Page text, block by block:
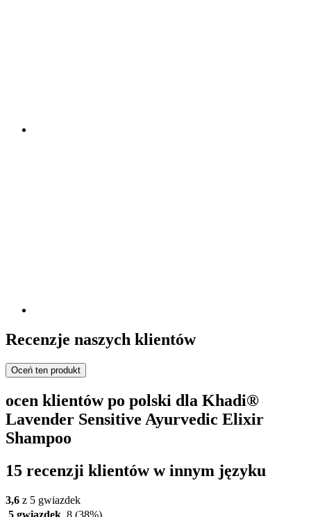
Recenzje naszych klientów
Oceń ten produkt
ocen klientów po polski dla Khadi®
Lavender Sensitive Ayurvedic Elixir
Shampoo
15 recenzji klientów w innym języku
3,6 z 5 gwiazdek
5 gwiazdek 8 (38%)